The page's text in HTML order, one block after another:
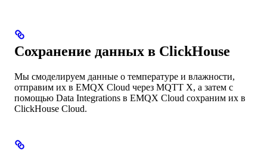
Сохранение данных в ClickHouse
Мы смоделируем данные о температуре и влажности,
отправим их в EMQX Cloud через MQTT X, а затем с
помощью Data Integrations в EMQX Cloud сохраним их в
ClickHouse Cloud.